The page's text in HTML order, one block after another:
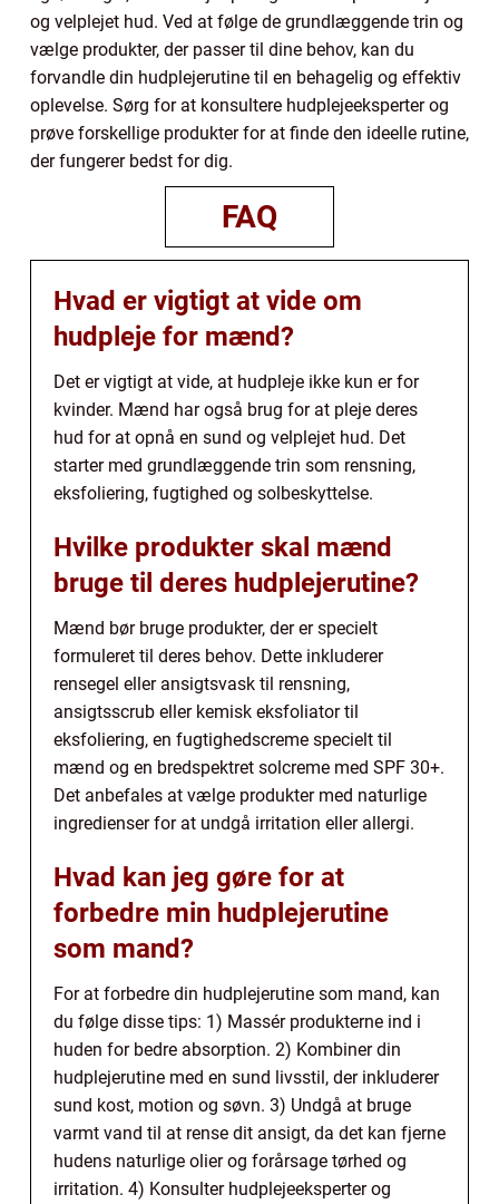
og velplejet hud. Ved at følge de grundlæggende trin og
vælge produkter, der passer til dine behov, kan du
forvandle din hudplejerutine til en behagelig og effektiv
oplevelse. Sørg for at konsultere hudplejeeksperter og
prøve forskellige produkter for at finde den ideelle rutine,
der fungerer bedst for dig.
FAQ
Hvad er vigtigt at vide om
hudpleje for mænd?
Det er vigtigt at vide, at hudpleje ikke kun er for
kvinder. Mænd har også brug for at pleje deres
hud for at opnå en sund og velplejet hud. Det
starter med grundlæggende trin som rensning,
eksfoliering, fugtighed og solbeskyttelse.
Hvilke produkter skal mænd
bruge til deres hudplejerutine?
Mænd bør bruge produkter, der er specielt
formuleret til deres behov. Dette inkluderer
rensegel eller ansigtsvask til rensning,
ansigtsscrub eller kemisk eksfoliator til
eksfoliering, en fugtighedscreme specielt til
mænd og en bredspektret solcreme med SPF 30+.
Det anbefales at vælge produkter med naturlige
ingredienser for at undgå irritation eller allergi.
Hvad kan jeg gøre for at
forbedre min hudplejerutine
som mand?
For at forbedre din hudplejerutine som mand, kan
du følge disse tips: 1) Massér produkterne ind i
huden for bedre absorption. 2) Kombiner din
hudplejerutine med en sund livsstil, der inkluderer
sund kost, motion og søvn. 3) Undgå at bruge
varmt vand til at rense dit ansigt, da det kan fjerne
hudens naturlige olier og forårsage tørhed og
irritation. 4) Konsulter hudplejeeksperter og